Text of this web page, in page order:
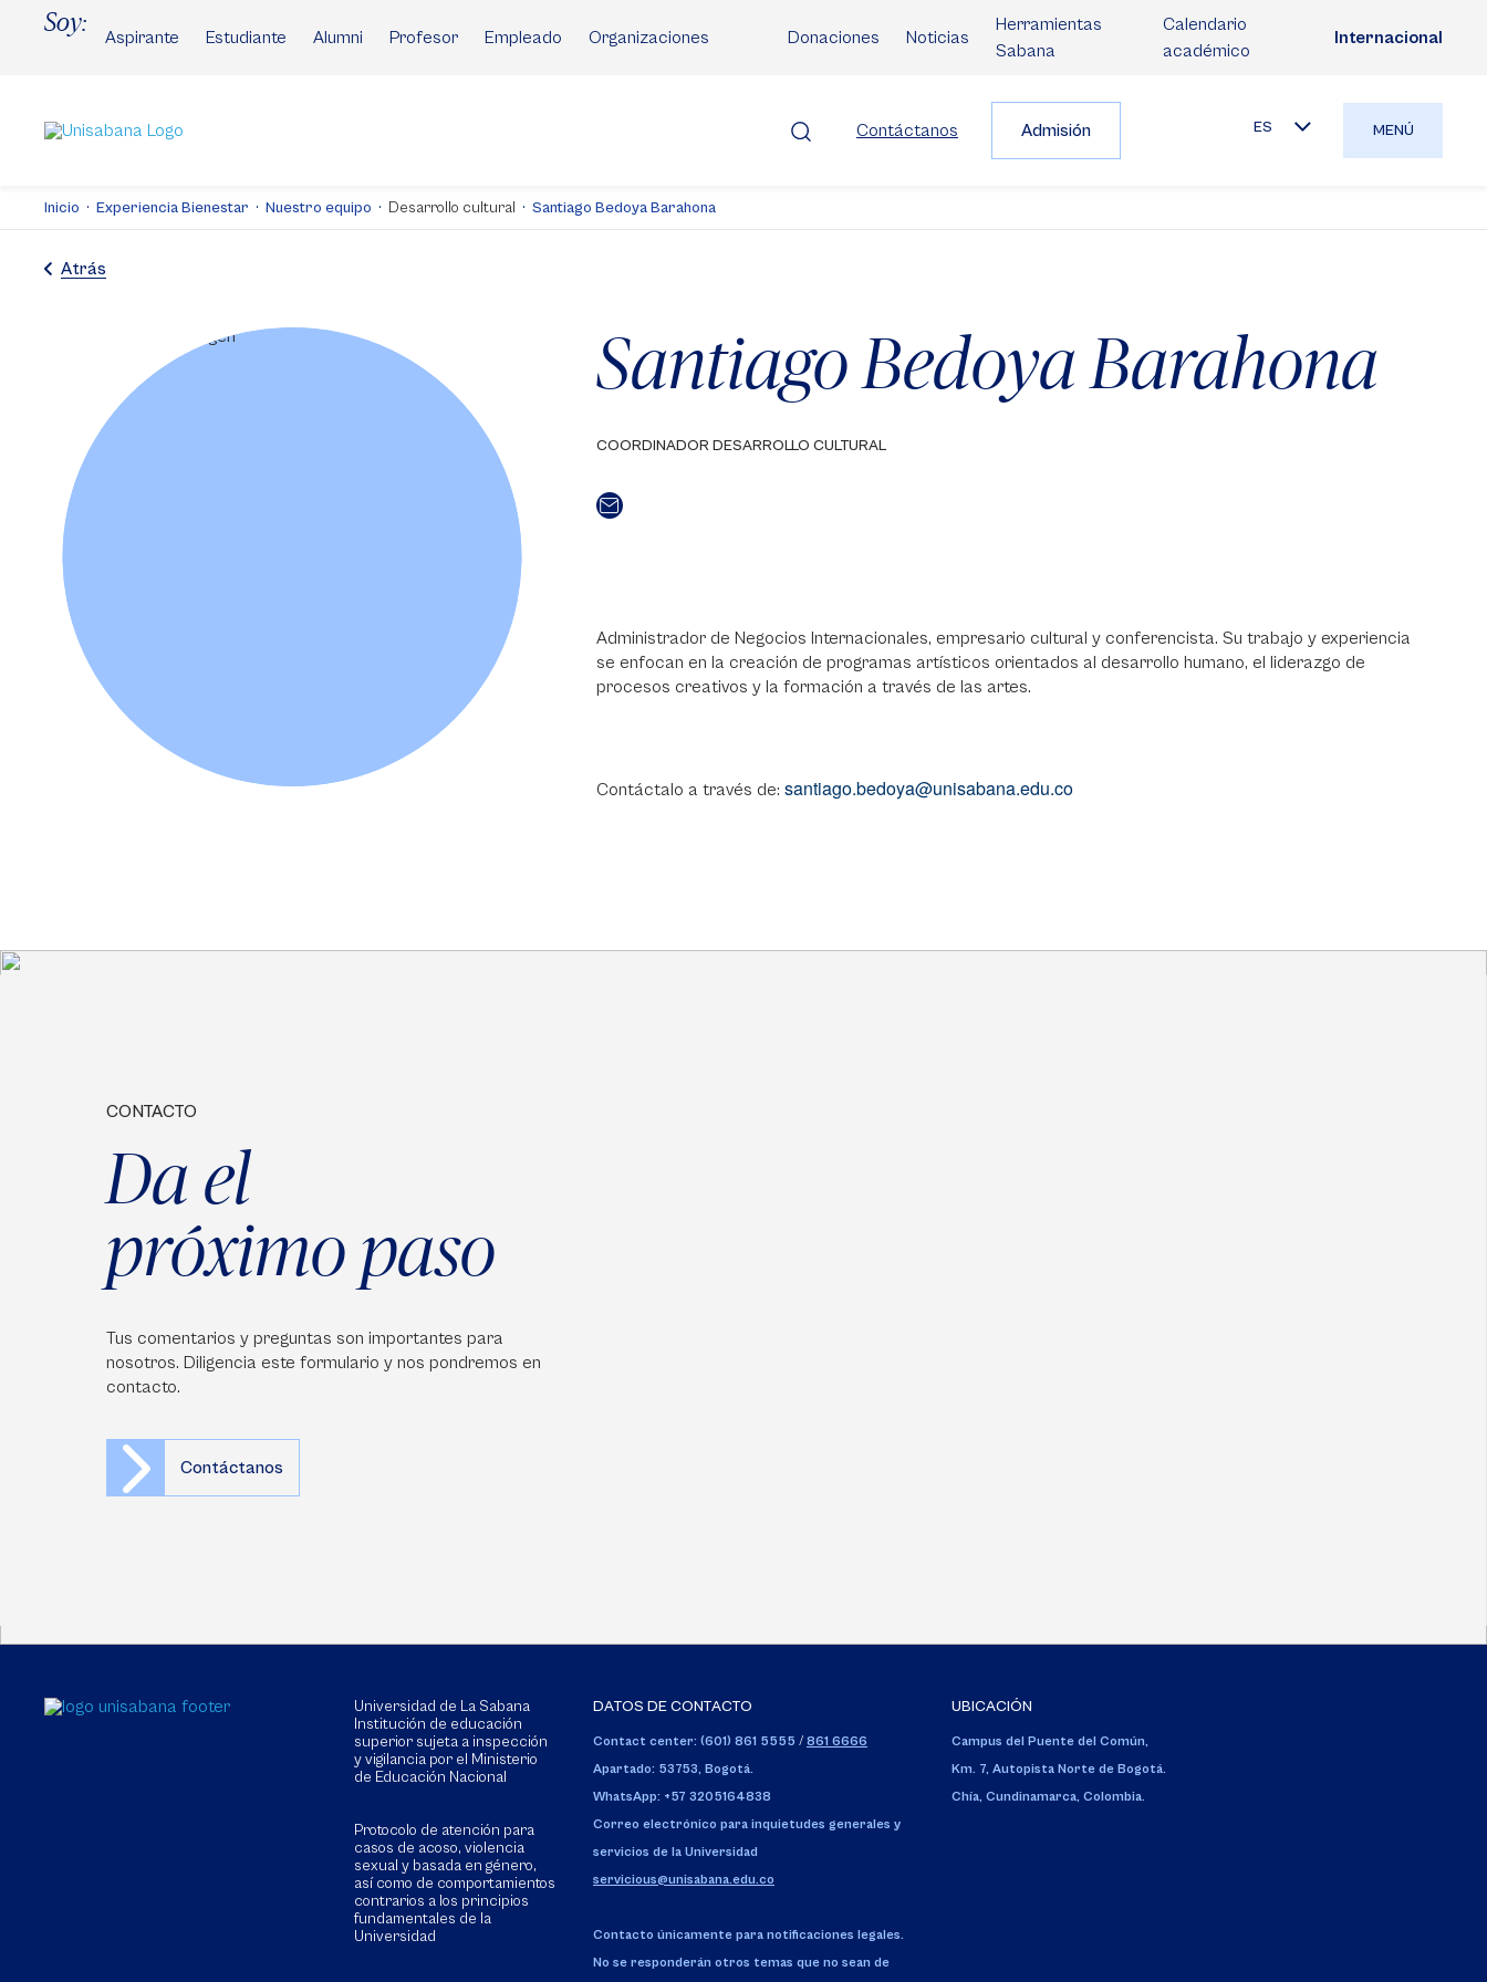
Soy:
Aspirante Estudiante Alumni Profesor Empleado Organizaciones Donaciones Noticias
Herramientas
Sabana
Calendario
académico
Internacional
Contáctanos Admisión ES MENÚ
Inicio Experiencia Bienestar Nuestro equipo Desarrollo cultural Santiago Bedoya Barahona
Atrás
Santiago Bedoya Barahona
COORDINADOR DESARROLLO CULTURAL
Administrador de Negocios Internacionales, empresario cultural y conferencista. Su trabajo y experiencia
se enfocan en la creación de programas artísticos orientados al desarrollo humano, el liderazgo de
procesos creativos y la formación a través de las artes.
Contáctalo a través de: santiago.bedoya@unisabana.edu.co
CONTACTO
Da el
próximo paso
Tus comentarios y preguntas son importantes para
nosotros. Diligencia este formulario y nos pondremos en
contacto.
Contáctanos
Universidad de La Sabana
Institución de educación
superior sujeta a inspección
y vigilancia por el Ministerio
de Educación Nacional
Protocolo de atención para
casos de acoso, violencia
sexual y basada en género,
así como de comportamientos
contrarios a los principios
fundamentales de la
Universidad
DATOS DE CONTACTO
Contact center: (601) 861 5555 / 861 6666
Apartado: 53753, Bogotá.
WhatsApp: +57 3205164838
Correo electrónico para inquietudes generales y
servicios de la Universidad
servicious@unisabana.edu.co
Contacto únicamente para notificaciones legales.
No se responderán otros temas que no sean de
UBICACIÓN
Campus del Puente del Común,
Km. 7, Autopista Norte de Bogotá.
Chía, Cundinamarca, Colombia.